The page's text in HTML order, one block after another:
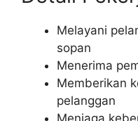
Melayani
sopan
Menerima
Memberikan
pelanggan